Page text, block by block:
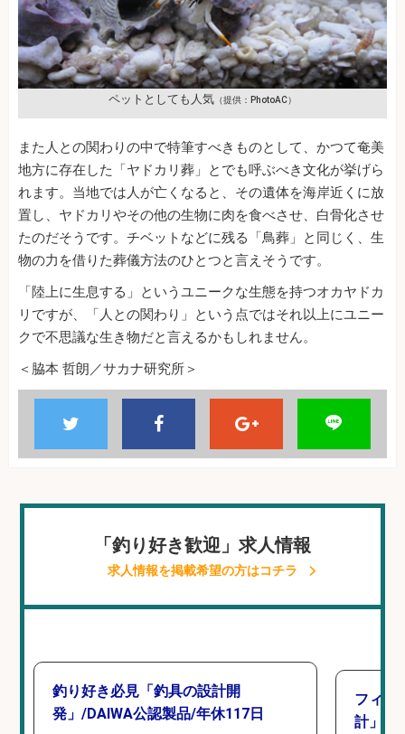
ペットとしても人気 （提供：PhotoAC）
また人との関わりの中で特筆すべきものとして、かつて奄美
地方に存在した「ヤドカリ葬」とでも呼ぶべき文化が挙げら
れます。当地では人が亡くなると、その遺体を海岸近くに放
置し、ヤドカリやその他の生物に肉を食べさせ、白骨化させ
たのだそうです。チベットなどに残る「鳥葬」と同じく、生
物の力を借りた葬儀方法のひとつと言えそうです。
「陸上に生息する」というユニークな生態を持つオカヤドカ
リですが、「人との関わり」という点ではそれ以上にユニー
クで不思議な生き物だと言えるかもしれません。
＜脇本 哲朗／サカナ研究所＞
「釣り好き歓迎」求人情報
求人情報を掲載希望の方はコチラ
釣り好き必見「釣具の設計開
発」/DAIWA公認製品/年休117日
フィッ
計」